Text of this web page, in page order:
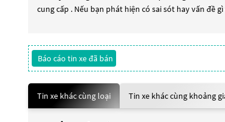
cung cấp . Nếu bạn phát hiện có sai sót hay vấn đề
Báo cáo tin xe đã bán
Tin xe khác cùng loại Tin xe khác cùng khoảng